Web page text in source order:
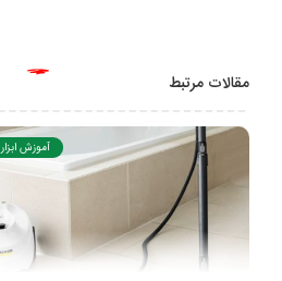
مقالات مرتبط
دانستنی‌های ابزار